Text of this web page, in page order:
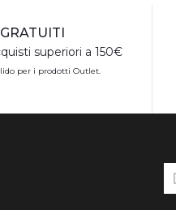
superiori a 150€
per i prodotti Outlet.